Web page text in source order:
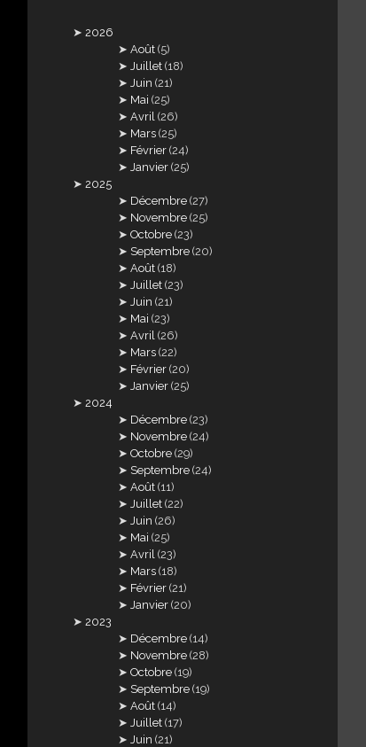
2026
Août (5)
Juillet (18)
Juin (21)
Mai (25)
Avril (26)
Mars (25)
Février (24)
Janvier (25)
2025
Décembre (27)
Novembre (25)
Octobre (23)
Septembre (20)
Août (18)
Juillet (23)
Juin (21)
Mai (23)
Avril (26)
Mars (22)
Février (20)
Janvier (25)
2024
Décembre (23)
Novembre (24)
Octobre (29)
Septembre (24)
Août (11)
Juillet (22)
Juin (26)
Mai (25)
Avril (23)
Mars (18)
Février (21)
Janvier (20)
2023
Décembre (14)
Novembre (28)
Octobre (19)
Septembre (19)
Août (14)
Juillet (17)
Juin (21)